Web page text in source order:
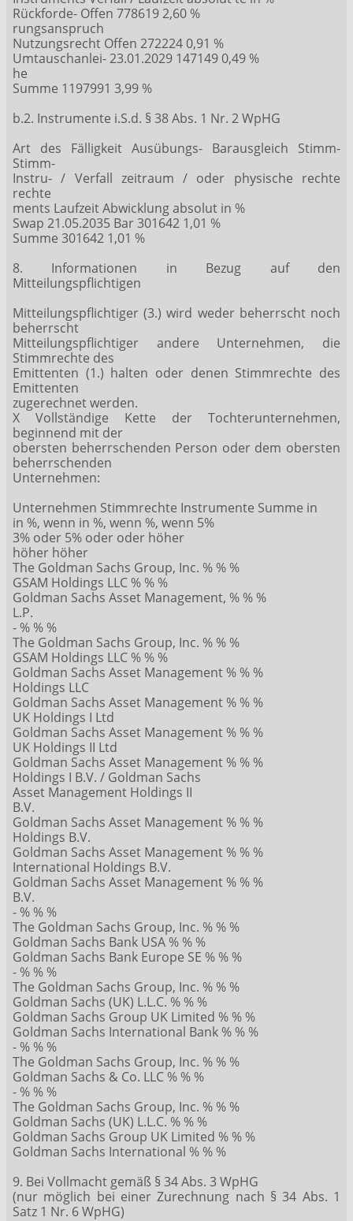
Rückforde- Offen 778619 2,60 %
rungsanspruch
Nutzungsrecht Offen 272224 0,91 %
Umtauschanlei- 23.01.2029 147149 0,49 %
he
Summe 1197991 3,99 %
b.2. Instrumente i.S.d. § 38 Abs. 1 Nr. 2 WpHG
Art des Fälligkeit Ausübungs- Barausgleich Stimm-
Stimm-
Instru- / Verfall zeitraum / oder physische rechte
rechte
ments Laufzeit Abwicklung absolut in %
Swap 21.05.2035 Bar 301642 1,01 %
Summe 301642 1,01 %
8. Informationen in Bezug auf den
Mitteilungspflichtigen
Mitteilungspflichtiger (3.) wird weder beherrscht noch
beherrscht
Mitteilungspflichtiger andere Unternehmen, die
Stimmrechte des
Emittenten (1.) halten oder denen Stimmrechte des
Emittenten
zugerechnet werden.
X Vollständige Kette der Tochterunternehmen,
beginnend mit der
obersten beherrschenden Person oder dem obersten
beherrschenden
Unternehmen:
Unternehmen Stimmrechte Instrumente Summe in
in %, wenn in %, wenn %, wenn 5%
3% oder 5% oder oder höher
höher höher
The Goldman Sachs Group, Inc. % % %
GSAM Holdings LLC % % %
Goldman Sachs Asset Management, % % %
L.P.
- % % %
The Goldman Sachs Group, Inc. % % %
GSAM Holdings LLC % % %
Goldman Sachs Asset Management % % %
Holdings LLC
Goldman Sachs Asset Management % % %
UK Holdings I Ltd
Goldman Sachs Asset Management % % %
UK Holdings II Ltd
Goldman Sachs Asset Management % % %
Holdings I B.V. / Goldman Sachs
Asset Management Holdings II
B.V.
Goldman Sachs Asset Management % % %
Holdings B.V.
Goldman Sachs Asset Management % % %
International Holdings B.V.
Goldman Sachs Asset Management % % %
B.V.
- % % %
The Goldman Sachs Group, Inc. % % %
Goldman Sachs Bank USA % % %
Goldman Sachs Bank Europe SE % % %
- % % %
The Goldman Sachs Group, Inc. % % %
Goldman Sachs (UK) L.L.C. % % %
Goldman Sachs Group UK Limited % % %
Goldman Sachs International Bank % % %
- % % %
The Goldman Sachs Group, Inc. % % %
Goldman Sachs & Co. LLC % % %
- % % %
The Goldman Sachs Group, Inc. % % %
Goldman Sachs (UK) L.L.C. % % %
Goldman Sachs Group UK Limited % % %
Goldman Sachs International % % %
9. Bei Vollmacht gemäß § 34 Abs. 3 WpHG
(nur möglich bei einer Zurechnung nach § 34 Abs. 1
Satz 1 Nr. 6 WpHG)